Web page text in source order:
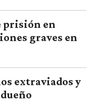
prisión en
graves en
extraviados y